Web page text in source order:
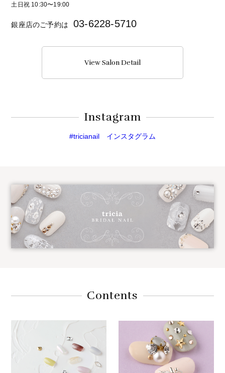
土日祝 10:30〜19:00
銀座店のご予約は 03-6228-5710
View Salon Detail
Instagram
#tricianail インスタグラム
Contents